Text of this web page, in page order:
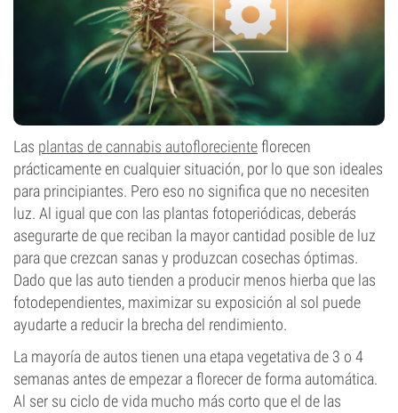
Las plantas de cannabis autoflorecienteflorecen
prácticamente en cualquier situación, por lo que son ideales
para principiantes. Pero eso no significa que no necesiten
luz. Al igual que con las plantas fotoperiódicas, deberás
asegurarte de que reciban la mayor cantidad posible de luz
para que crezcan sanas y produzcan cosechas óptimas.
Dado que las auto tienden a producir menos hierba que las
fotodependientes, maximizar su exposición al sol puede
ayudarte a reducir la brecha del rendimiento.
La mayoría de autos tienen una etapa vegetativa de 3 o 4
semanas antes de empezar a florecer de forma automática.
Al ser su ciclo de vida mucho más corto que el de las